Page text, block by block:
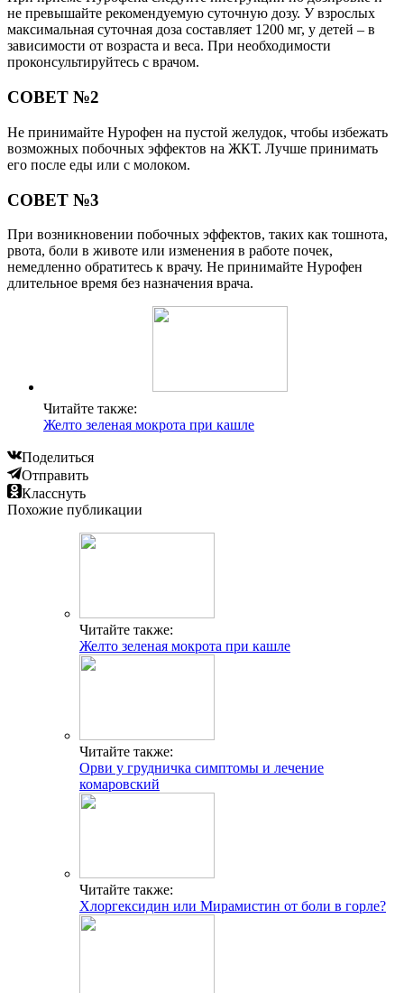
не превышайте рекомендуемую суточную дозу. У взрослых
максимальная суточная доза составляет 1200 мг, у детей – в
зависимости от возраста и веса. При необходимости
проконсультируйтесь с врачом.
СОВЕТ №2
Не принимайте Нурофен на пустой желудок, чтобы избежать
возможных побочных эффектов на ЖКТ. Лучше принимать
его после еды или с молоком.
СОВЕТ №3
При возникновении побочных эффектов, таких как тошнота,
рвота, боли в животе или изменения в работе почек,
немедленно обратитесь к врачу. Не принимайте Нурофен
длительное время без назначения врача.
Читайте также:
Желто зеленая мокрота при кашле
Поделиться
Отправить
Класснуть
Похожие публикации
Читайте также:
Желто зеленая мокрота при кашле
Читайте также:
Орви у грудничка симптомы и лечение
комаровский
Читайте также:
Хлоргексидин или Мирамистин от боли в горле?